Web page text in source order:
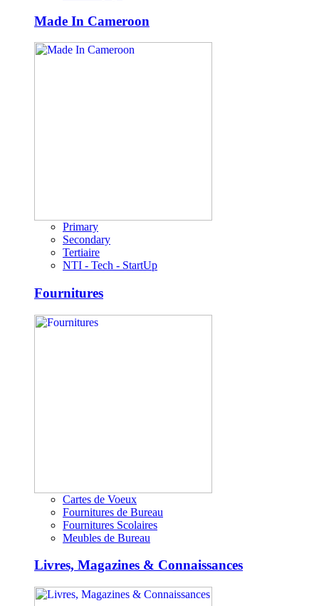
Made In Cameroon
Primary
Secondary
Tertiaire
NTI - Tech - StartUp
Fournitures
Cartes de Voeux
Fournitures de Bureau
Fournitures Scolaires
Meubles de Bureau
Livres, Magazines & Connaissances